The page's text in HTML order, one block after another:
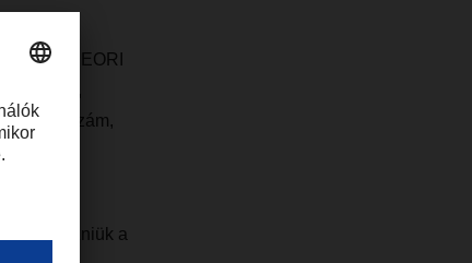
feladó EORI
egyezniük a